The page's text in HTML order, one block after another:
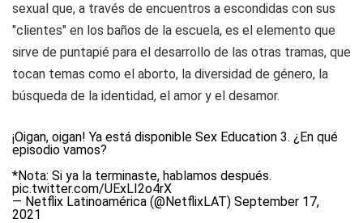
sexual que, a través de encuentros a escondidas con sus
"clientes" en los baños de la escuela, es el elemento que
sirve de puntapié para el desarrollo de las otras tramas, que
tocan temas como el aborto, la diversidad de género, la
búsqueda de la identidad, el amor y el desamor.
¡Oigan, oigan! Ya está disponible Sex Education 3. ¿En qué
episodio vamos?
*Nota: Si ya la terminaste, hablamos después.
pic.twitter.com/UExLI2o4rX
— Netflix Latinoamérica (@NetflixLAT) September 17,
2021